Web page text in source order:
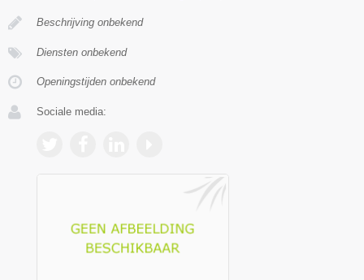
Beschrijving onbekend
Diensten onbekend
Openingstijden onbekend
Sociale media: